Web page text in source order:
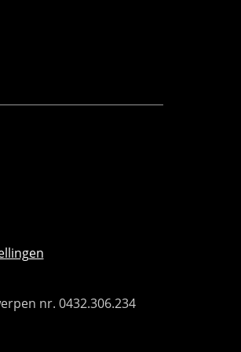
nr. 0432.306.234